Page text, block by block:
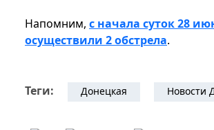
Напомним, с начала суток 28
осуществили 2 обстрела.
Теги: Донецкая Новости